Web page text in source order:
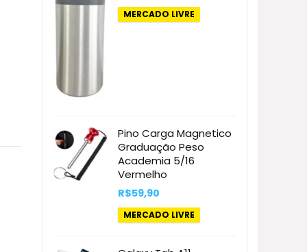
MERCADO LIVRE
Pino Carga Magnetico
Graduação Peso
Academia 5/16
Vermelho
R$59,90
MERCADO LIVRE